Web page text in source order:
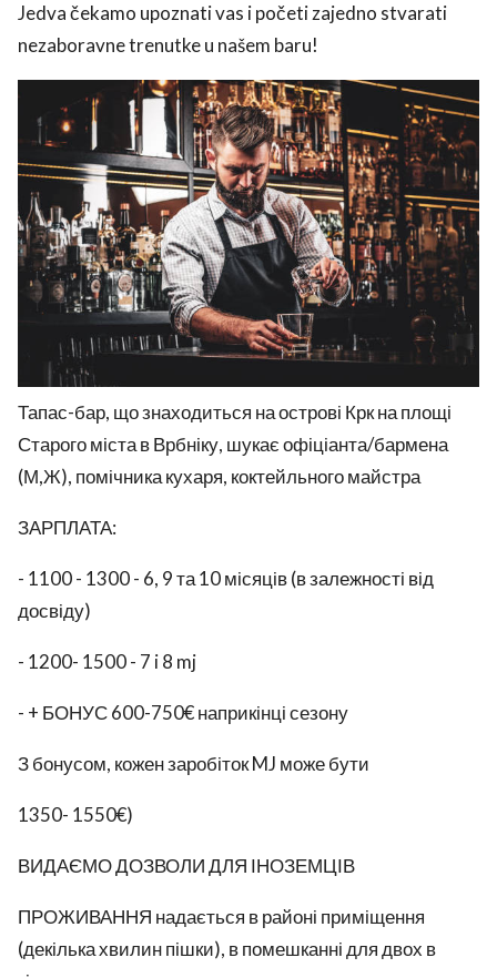
Jedva čekamo upoznati vas i početi zajedno stvarati
nezaboravne trenutke u našem baru!
Тапас-бар, що знаходиться на острові Крк на площі
Старого міста в Врбніку, шукає офіціанта/бармена
(М,Ж), помічника кухаря, коктейльного майстра
ЗАРПЛАТА:
- 1100 - 1300 - 6, 9 та 10 місяців (в залежності від
досвіду)
- 1200- 1500 - 7 i 8 mj
- + БОНУС 600-750€ наприкінці сезону
З бонусом, кожен заробіток MJ може бути
1350- 1550€)
ВИДАЄМО ДОЗВОЛИ ДЛЯ ІНОЗЕМЦІВ
ПРОЖИВАННЯ надається в районі приміщення
(декілька хвилин пішки), в помешканні для двох в